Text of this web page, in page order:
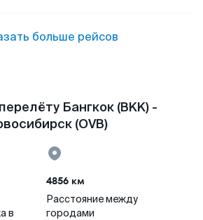
больше рейсов
Бангкок (BKK) -
(OVB)
в
4856 км
Расстояние между
городами